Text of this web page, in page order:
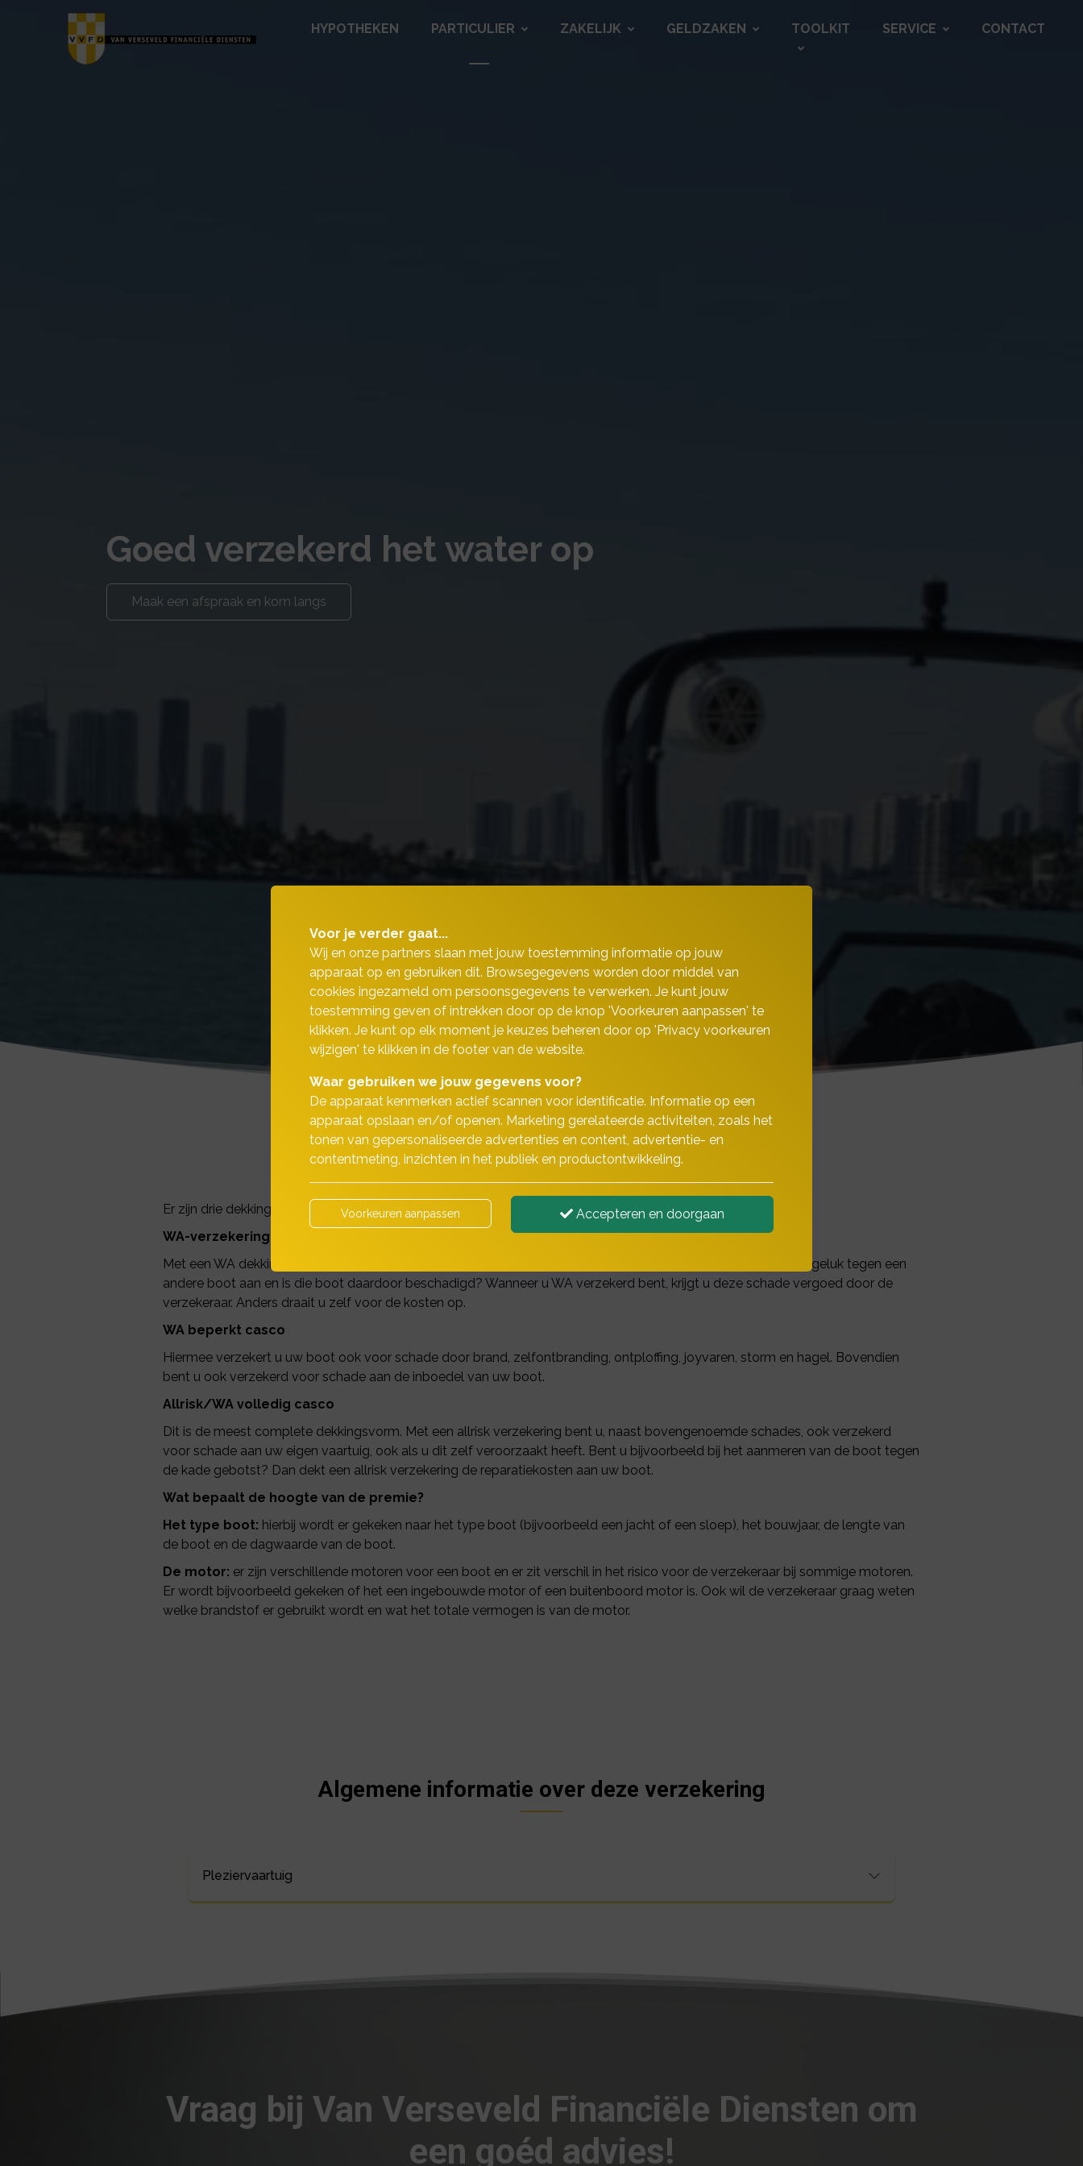
HYPOTHEKEN PARTICULIER ZAKELIJK GELDZAKEN TOOLKIT SERVICE CONTACT
Goed verzekerd het water op
Maak een afspraak en kom langs
Goed verzekerd het water op
Er zijn drie dekkingsvormen voor uw bootverzekering, namelijk:
WA-verzekering
Met een WA dekking is uw boot verzekerd voor schade die u aan boten van anderen toebrengt. Vaart u per ongeluk tegen een
andere boot aan en is die boot daardoor beschadigd? Wanneer u WA verzekerd bent, krijgt u deze schade vergoed door de
verzekeraar. Anders draait u zelf voor de kosten op.
WA beperkt casco
Hiermee verzekert u uw boot ook voor schade door brand, zelfontbranding, ontploffing, joyvaren, storm en hagel. Bovendien
bent u ook verzekerd voor schade aan de inboedel van uw boot.
Allrisk/WA volledig casco
Dit is de meest complete dekkingsvorm. Met een allrisk verzekering bent u, naast bovengenoemde schades, ook verzekerd
voor schade aan uw eigen vaartuig, ook als u dit zelf veroorzaakt heeft. Bent u bijvoorbeeld bij het aanmeren van de boot tegen
de kade gebotst? Dan dekt een allrisk verzekering de reparatiekosten aan uw boot.
Wat bepaalt de hoogte van de premie?
Het type boot: hierbij wordt er gekeken naar het type boot (bijvoorbeeld een jacht of een sloep), het bouwjaar, de lengte van
de boot en de dagwaarde van de boot.
De motor: er zijn verschillende motoren voor een boot en er zit verschil in het risico voor de verzekeraar bij sommige motoren.
Er wordt bijvoorbeeld gekeken of het een ingebouwde motor of een buitenboord motor is. Ook wil de verzekeraar graag weten
welke brandstof er gebruikt wordt en wat het totale vermogen is van de motor.
Algemene informatie over deze verzekering
Pleziervaartuig
Vraag bij Van Verseveld Financiële Diensten om
een goéd advies!
Voor je verder gaat...
Wij en onze partners slaan met jouw toestemming informatie op jouw
apparaat op en gebruiken dit. Browsegegevens worden door middel van
cookies ingezameld om persoonsgegevens te verwerken. Je kunt jouw
toestemming geven of intrekken door op de knop 'Voorkeuren aanpassen' te
klikken. Je kunt op elk moment je keuzes beheren door op 'Privacy voorkeuren
wijzigen' te klikken in de footer van de website.
Waar gebruiken we jouw gegevens voor?
De apparaat kenmerken actief scannen voor identificatie. Informatie op een
apparaat opslaan en/of openen. Marketing gerelateerde activiteiten, zoals het
tonen van gepersonaliseerde advertenties en content, advertentie- en
contentmeting, inzichten in het publiek en productontwikkeling.
Voorkeuren aanpassen Accepteren en doorgaan